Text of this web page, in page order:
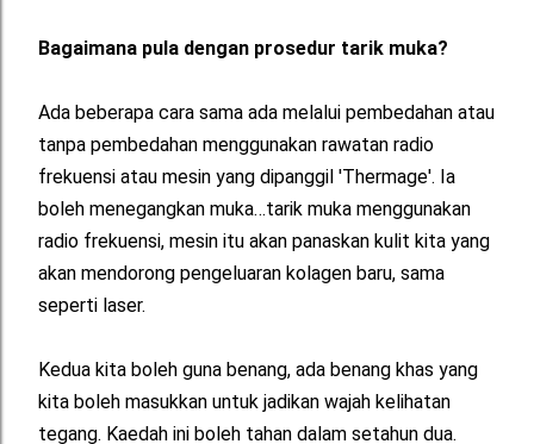
Bagaimana pula dengan prosedur tarik muka?
Ada beberapa cara sama ada melalui pembedahan atau
tanpa pembedahan menggunakan rawatan radio
frekuensi atau mesin yang dipanggil 'Thermage'. Ia
boleh menegangkan muka…tarik muka menggunakan
radio frekuensi, mesin itu akan panaskan kulit kita yang
akan mendorong pengeluaran kolagen baru, sama
seperti laser.
Kedua kita boleh guna benang, ada benang khas yang
kita boleh masukkan untuk jadikan wajah kelihatan
tegang. Kaedah ini boleh tahan dalam setahun dua.